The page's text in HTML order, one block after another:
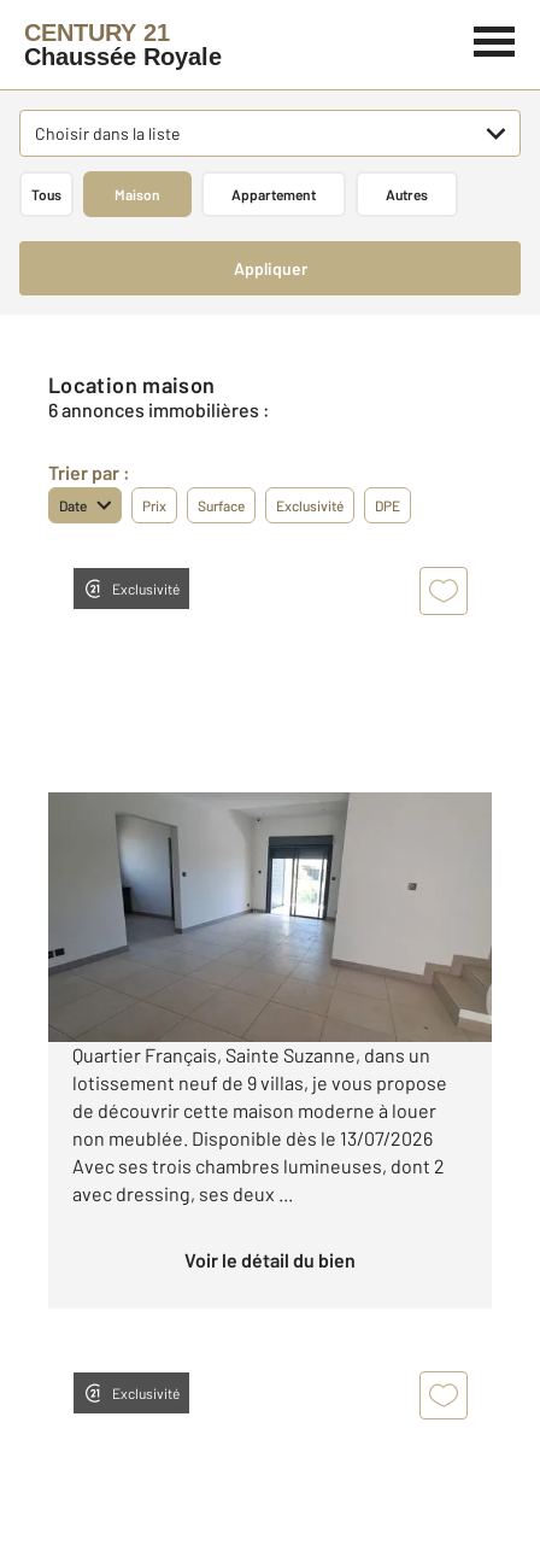
CENTURY 21
Chaussée Royale
Choisir dans la liste
Tous Maison Appartement Autres
Appliquer
Location maison
6 annonces immobilières :
Trier par :
Date Prix Surface Exclusivité DPE
Exclusivité
STE SUZANNE 974
111,53 m2, 4 pièces
Ref : 2106
Maison à louer
1 750 €
Quartier Français, Sainte Suzanne, dans un
lotissement neuf de 9 villas, je vous propose
de découvrir cette maison moderne à louer
non meublée. Disponible dès le 13/07/2026
Avec ses trois chambres lumineuses, dont 2
avec dressing, ses deux ...
Voir le détail du bien
Exclusivité